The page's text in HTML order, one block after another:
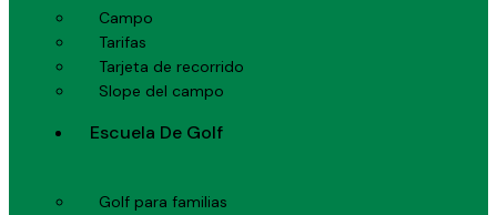
Campo
Tarifas
Tarjeta de recorrido
Slope del campo
Escuela De Golf
Golf para familias